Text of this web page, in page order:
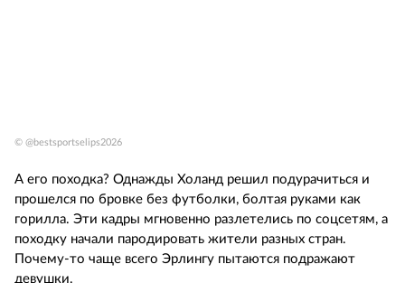
© @bestsportselips2026
А его походка? Однажды Холанд решил подурачиться и
прошелся по бровке без футболки, болтая руками как
горилла. Эти кадры мгновенно разлетелись по соцсетям, а
походку начали пародировать жители разных стран.
Почему-то чаще всего Эрлингу пытаются подражают
девушки.